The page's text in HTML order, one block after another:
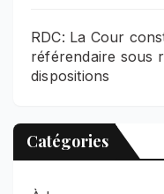
RDC: La Cour
référendaire sous
dispositions
Catégories